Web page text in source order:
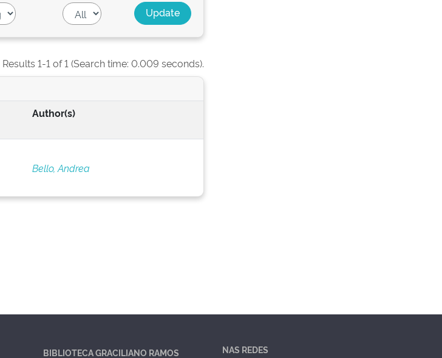
Results 1-1 of 1 (Search time: 0.009 seconds).
Author(s)
Bello, Andrea
BIBLIOTECA GRACILIANO RAMOS NAS REDES